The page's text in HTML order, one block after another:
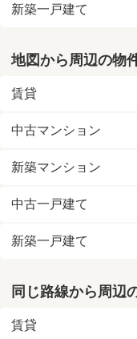
新築一戸建て
地図から周辺の物
賃貸
中古マンション
新築マンション
中古一戸建て
新築一戸建て
同じ路線から周辺
賃貸